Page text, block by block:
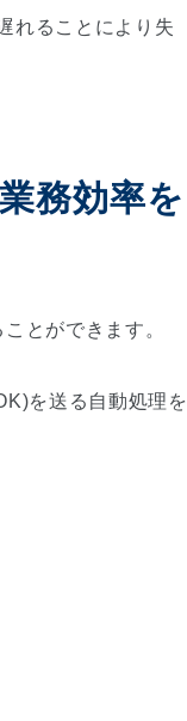
れることにより失
務効率を
とができます。
を送る自動処理を